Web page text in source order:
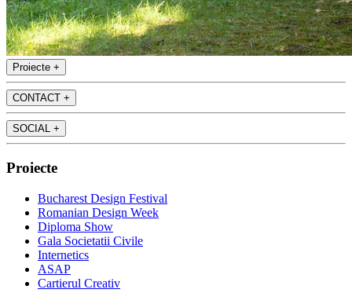
Proiecte +
CONTACT +
SOCIAL +
Proiecte
Bucharest Design Festival
Romanian Design Week
Diploma Show
Gala Societatii Civile
Internetics
ASAP
Cartierul Creativ